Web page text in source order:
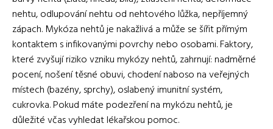
nehtu, odlupování nehtu od nehtového lůžka, nepříjemný
zápach. Mykóza nehtů je nakažlivá a může se šířit přímým
kontaktem s infikovanými povrchy nebo osobami. Faktory,
které zvyšují riziko vzniku mykózy nehtů, zahrnují: nadměrné
pocení, nošení těsné obuvi, chodení naboso na veřejných
místech (bazény, sprchy), oslabený imunitní systém,
cukrovka. Pokud máte podezření na mykózu nehtů, je
důležité včas vyhledat lékařskou pomoc.